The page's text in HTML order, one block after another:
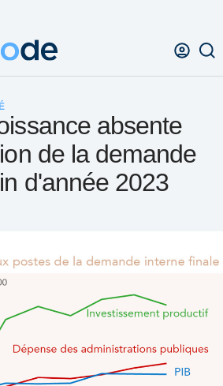
absente
de la demande
d'année 2023